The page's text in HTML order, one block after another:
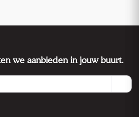
we aanbieden in jouw buurt.